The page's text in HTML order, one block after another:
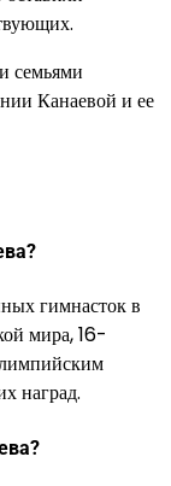
семьями
Канаевой и ее
гимнасток в
мира, 16-
наград.